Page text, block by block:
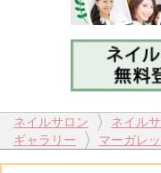
ネイルサロン ネイル
ギャラリー
マーガレ